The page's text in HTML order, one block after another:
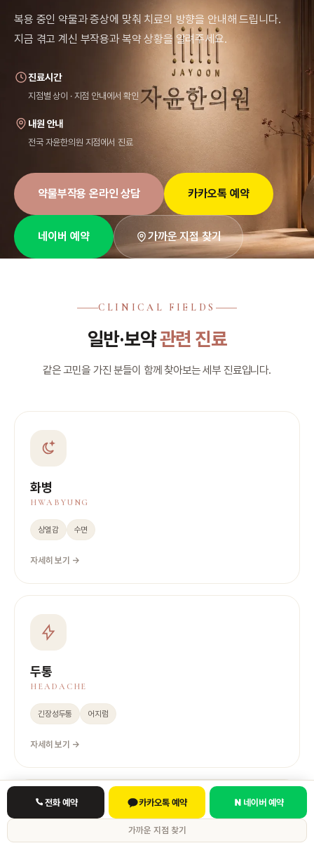
복용 중인 약물과 증상에 맞춰 치료의 방향을 안내해 드립니다.
지금 겪고 계신 부작용과 복약 상황을 알려주세요.
진료시간
지점별 상이 · 지점 안내에서 확인
내원 안내
전국 자윤한의원 지점에서 진료
약물부작용 온라인 상담 카카오톡 예약
네이버 예약 가까운 지점 찾기
CLINICAL FIELDS
일반·보약관련 진료
같은 고민을 가진 분들이 함께 찾아보는 세부 진료입니다.
화병
HWABYUNG
상열감 수면
자세히 보기 →
두통
HEADACHE
긴장성두통 어지럼
자세히 보기 →
전화 예약 카카오톡 예약 네이버 예약
가까운 지점 찾기